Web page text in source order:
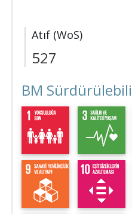
Atıf (WoS)
527
BM